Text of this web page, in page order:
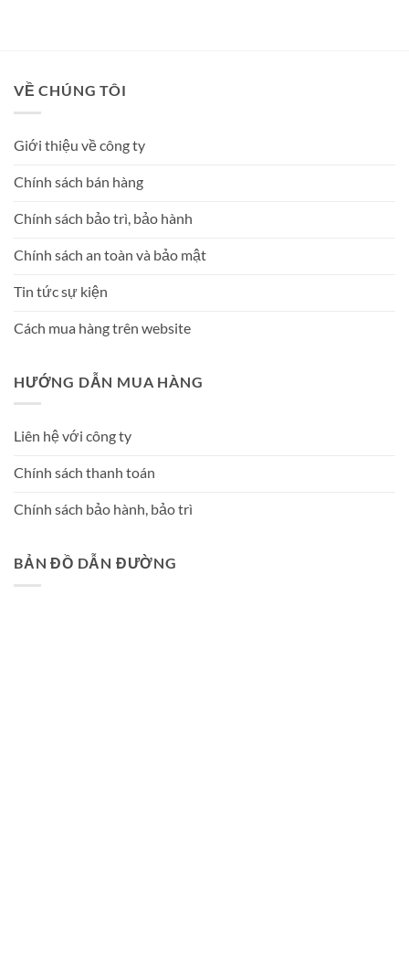
VỀ CHÚNG TÔI
Giới thiệu về công ty
Chính sách bán hàng
Chính sách bảo trì, bảo hành
Chính sách an toàn và bảo mật
Tin tức sự kiện
Cách mua hàng trên website
HƯỚNG DẪN MUA HÀNG
Liên hệ với công ty
Chính sách thanh toán
Chính sách bảo hành, bảo trì
BẢN ĐỒ DẪN ĐƯỜNG